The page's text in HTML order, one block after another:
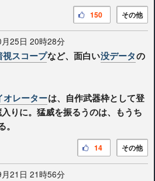
その他
150
25日 20時28分
視スコープなど、面白い没データの
オレーターは、自作武器枠として登
りに。猛威を振るうのは、もうち
その他
14
21日 21時56分